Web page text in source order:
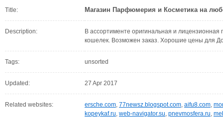
Title: Магазин Парфюмерия и Косметика на
Description:
В ассортименте оригинальная и
кошелек. Возможен заказ. Хорошие цены для
Tags: unsorted
Updated: 27 Apr 2017
Related websites: ersche.com, 77newsz.blogspot.com, aifu8.com,
kopeykaf.ru, web-navigator.su, pnevmosfera.ru,